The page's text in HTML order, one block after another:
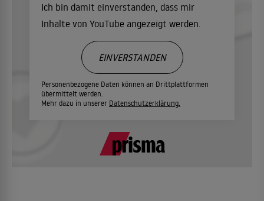
Ich bin damit einverstanden, dass mir
Inhalte von YouTube angezeigt werden.
Personenbezogene Daten können an Drittplattformen
übermittelt werden.
Mehr dazu in unserer Datenschutzerklärung.
EINVERSTANDEN